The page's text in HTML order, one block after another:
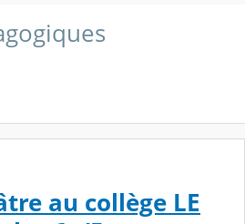
au collège LE